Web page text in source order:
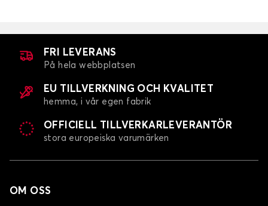
CRUZE
FRI LEVERANS
På hela webbplatsen
EU TILLVERKNING OCH KVALITET
hemma, i vår egen fabrik
OFFICIELL TILLVERKARLEVERANTÖR
stora europeiska varumärken
OM OSS